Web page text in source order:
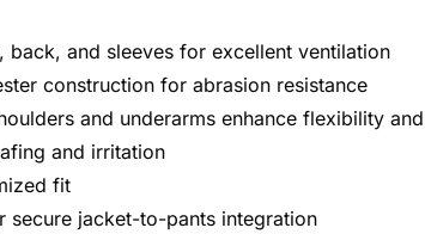
back, and sleeves for excellent ventilation
construction for abrasion resistance
and underarms enhance flexibility
and irritation
fit
secure jacket-to-pants integration